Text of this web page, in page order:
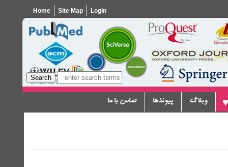
Home Site Map Login
وبلاگ پیوندها تماس با ما